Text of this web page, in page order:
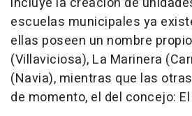
escuelas municipales ya
ellas poseen un nombre
(Villaviciosa), La Marinera
(Navia), mientras que las
de momento, el del concejo: